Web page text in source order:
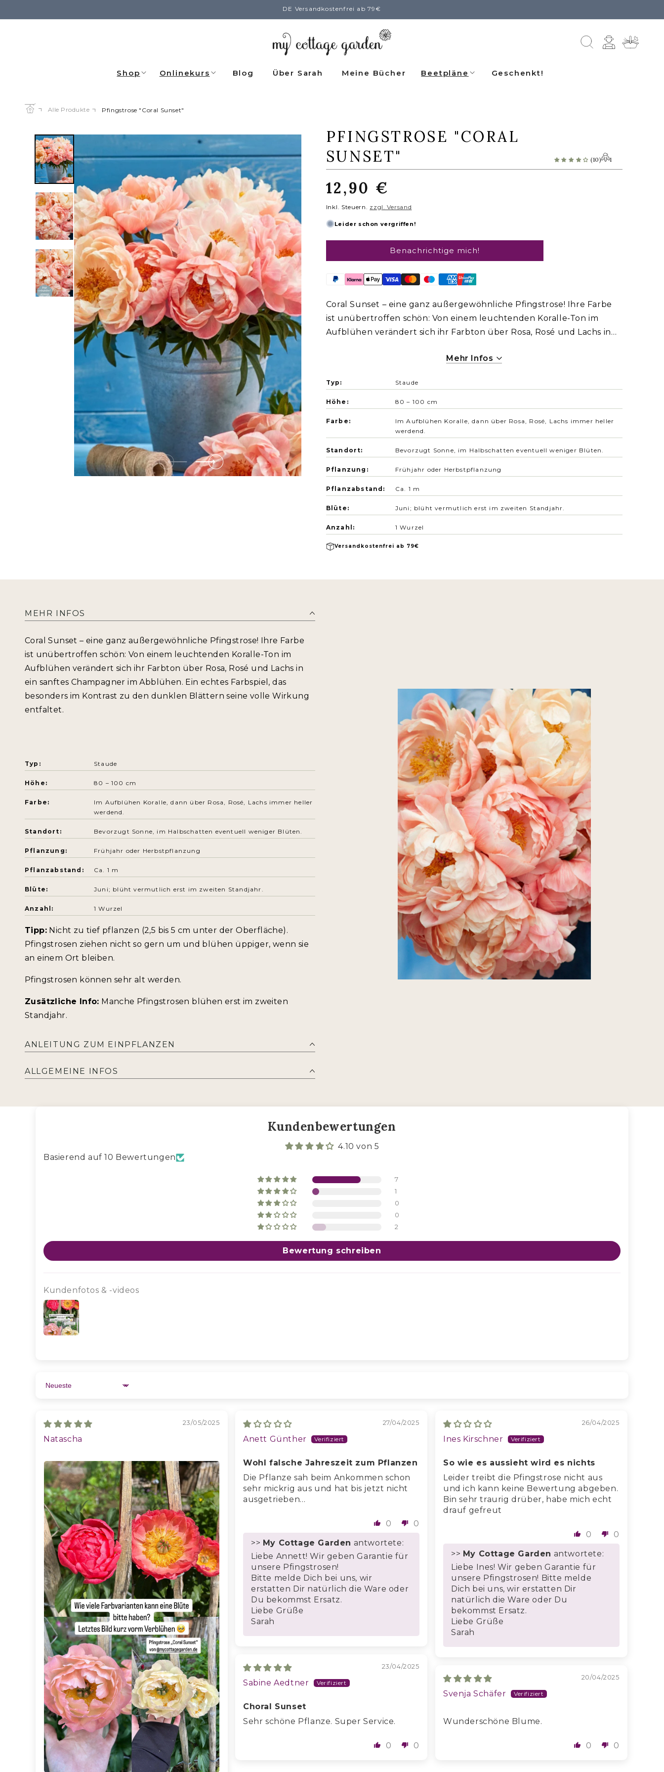
Inhalt
DE Versandkostenfrei ab 79€
Shop Onlinekurs Blog Über Sarah Meine Bücher Beetpläne Geschenkt!
EinloggenWarenkorb
Alle Produkte Pfingstrose "Coral Sunset"
PFINGSTROSE "CORAL
SUNSET"
(10) 1
Normaler
Preis
12,90 €
Inkl. Steuern. zzgl. Versand
Leider schon vergriffen!
Benachrichtige mich!
Coral Sunset – eine ganz außergewöhnliche Pfingstrose! Ihre Farbe
ist unübertroffen schön: Von einem leuchtenden Koralle-Ton im
Aufblühen verändert sich ihr Farbton über Rosa, Rosé und Lachs in
besonders im Kontrast zu den dunklen Blättern seine volle Wirkung
Mehr Infos
Typ: Staude
Höhe: 80 – 100 cm
Farbe:
Im Aufblühen Koralle, dann über Rosa, Rosé, Lachs immer heller
werdend.
Standort: Bevorzugt Sonne, im Halbschatten eventuell weniger Blüten.
Pflanzung: Frühjahr oder Herbstpflanzung
Pflanzabstand: Ca. 1 m
Blüte: Juni; blüht vermutlich erst im zweiten Standjahr.
Anzahl: 1 Wurzel
Versandkostenfrei ab 79€
MEHR INFOS
Coral Sunset – eine ganz außergewöhnliche Pfingstrose! Ihre Farbe
ist unübertroffen schön: Von einem leuchtenden Koralle-Ton im
Aufblühen verändert sich ihr Farbton über Rosa, Rosé und Lachs in
ein sanftes Champagner im Abblühen. Ein echtes Farbspiel, das
besonders im Kontrast zu den dunklen Blättern seine volle Wirkung
entfaltet.
Typ: Staude
Höhe: 80 – 100 cm
Farbe:
Im Aufblühen Koralle, dann über Rosa, Rosé, Lachs immer heller
werdend.
Standort: Bevorzugt Sonne, im Halbschatten eventuell weniger Blüten.
Pflanzung: Frühjahr oder Herbstpflanzung
Pflanzabstand: Ca. 1 m
Blüte: Juni; blüht vermutlich erst im zweiten Standjahr.
Anzahl: 1 Wurzel
Tipp: Nicht zu tief pflanzen (2,5 bis 5 cm unter der Oberfläche).
Pfingstrosen ziehen nicht so gern um und blühen üppiger, wenn sie
an einem Ort bleiben.
Pfingstrosen können sehr alt werden.
Zusätzliche Info: Manche Pfingstrosen blühen erst im zweiten
Standjahr.
ANLEITUNG ZUM EINPFLANZEN
ALLGEMEINE INFOS
Kundenbewertungen
4.10 von 5
Basierend auf 10 Bewertungen
7
1
0
0
2
Bewertung schreiben
Kundenfotos & -videos
Sort by
23/05/2025
Natascha
27/04/2025
Anett Günther
Wohl falsche Jahreszeit zum Pflanzen
Die Pflanze sah beim Ankommen schon
sehr mickrig aus und hat bis jetzt nicht
ausgetrieben…
0 0
>> My Cottage Garden antwortete:
Liebe Annett! Wir geben Garantie für
unsere Pfingstrosen!
Bitte melde Dich bei uns, wir
erstatten Dir natürlich die Ware oder
Du bekommst Ersatz.
Liebe Grüße
Sarah
26/04/2025
Ines Kirschner
So wie es aussieht wird es nichts
Leider treibt die Pfingstrose nicht aus
und ich kann keine Bewertung abgeben.
Bin sehr traurig drüber, habe mich echt
drauf gefreut
0 0
>> My Cottage Garden antwortete:
Liebe Ines! Wir geben Garantie für
unsere Pfingstrosen! Bitte melde
Dich bei uns, wir erstatten Dir
natürlich die Ware oder Du
bekommst Ersatz.
Liebe Grüße
Sarah
23/04/2025
Sabine Aedtner
Choral Sunset
Sehr schöne Pflanze. Super Service.
0 0
20/04/2025
Svenja Schäfer
Wunderschöne Blume.
0 0